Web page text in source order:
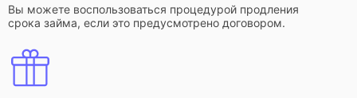
Вы можете воспользоваться процедурой продления
срока займа, если это предусмотрено договором.